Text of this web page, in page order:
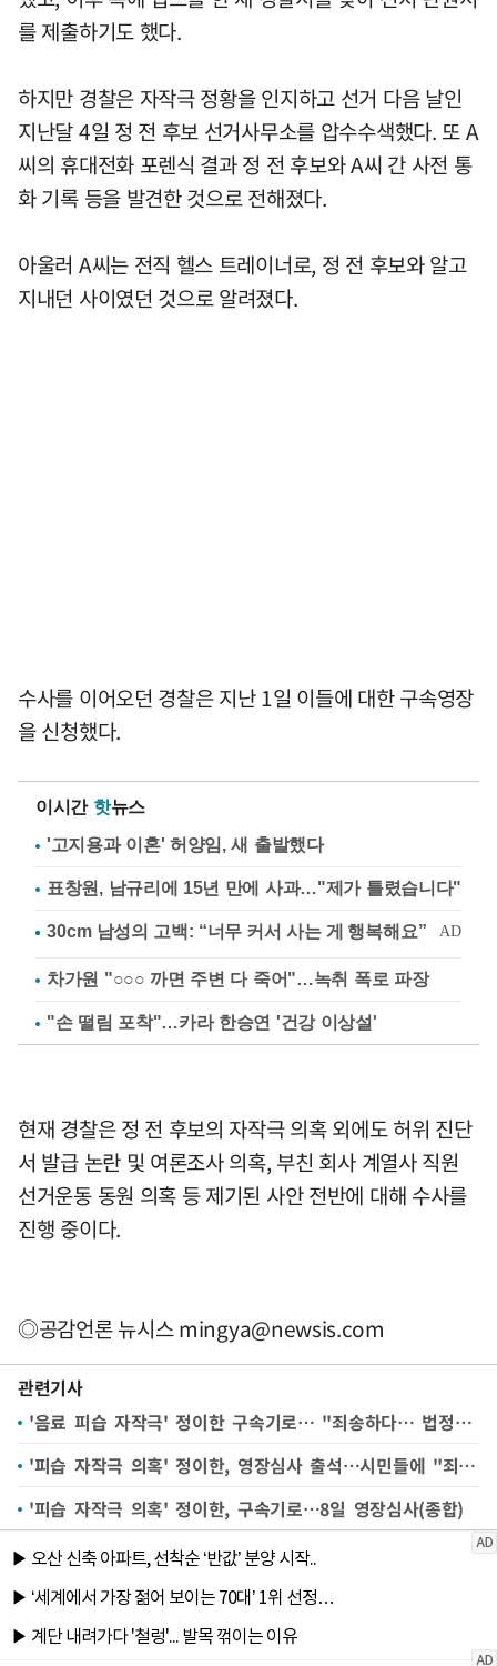
를 제출하기도 했다.
하지만 경찰은 자작극 정황을 인지하고 선거 다음 날인
지난달 4일 정 전 후보 선거사무소를 압수수색했다. 또 A
씨의 휴대전화 포렌식 결과 정 전 후보와 A씨 간 사전 통
화 기록 등을 발견한 것으로 전해졌다.
아울러 A씨는 전직 헬스 트레이너로, 정 전 후보와 알고
지내던 사이였던 것으로 알려졌다.
수사를 이어오던 경찰은 지난 1일 이들에 대한 구속영장
을 신청했다.
이시간 핫뉴스
'고지용과 이혼' 허양임, 새 출발했다
표창원, 남규리에 15년 만에 사과…"제가 틀렸습니다"
차가원 "○○○ 까면 주변 다 죽어"…녹취 폭로 파장
"손 떨림 포착"…카라 한승연 '건강 이상설'
현재 경찰은 정 전 후보의 자작극 의혹 외에도 허위 진단
서 발급 논란 및 여론조사 의혹, 부친 회사 계열사 직원
선거운동 동원 의혹 등 제기된 사안 전반에 대해 수사를
진행 중이다.
◎공감언론 뉴시스mingya@newsis.com
관련기사
'음료 피습 자작극' 정이한 구속기로… "죄송하다… 법정서 사실관계 밝힐 것" [뉴시스Pic]
'피습 자작극 의혹' 정이한, 영장심사 출석…시민들에 "죄송하다"
'피습 자작극 의혹' 정이한, 구속기로…8일 영장심사(종합)